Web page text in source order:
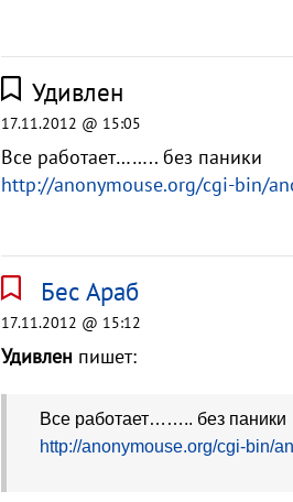
Удивлен
17.11.2012 @ 15:05
Все работает…….. без паники
http://anonymouse.org/cgi-bin/
Бес Араб
17.11.2012 @ 15:12
Удивлен пишет:
Все работает…….. без паники
http://anonymouse.org/cgi-bin/